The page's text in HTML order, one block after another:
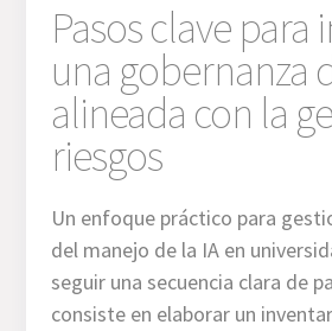
Pasos clave
una gobernanza
alineada con la
riesgos
Un enfoque práctico para
del manejo de la IA en
seguir una secuencia clara de
consiste en elaborar un